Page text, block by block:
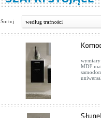
Sortuj według trafności
MDF